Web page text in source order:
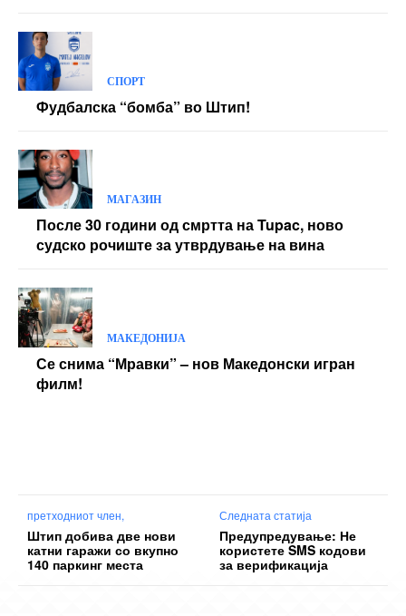
СПОРТ
Фудбалска “бомба” во Штип!
МАГАЗИН
После 30 години од смртта на Tupac, ново
судско рочиште за утврдување на вина
МАКЕДОНИЈА
Се снима “Мравки” – нов Македонски игран
филм!
претходниот член,
Штип добива две нови
катни гаражи со вкупно
140 паркинг места
Следната статија
Предупредување: Не
користете SMS кодови
за верификација